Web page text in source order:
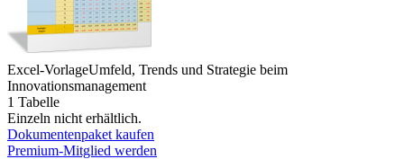
Excel-VorlageUmfeld, Trends und Strategie beim
Innovationsmanagement
1 Tabelle
Einzeln nicht erhältlich.
Dokumentenpaket kaufen
Premium-Mitglied werden